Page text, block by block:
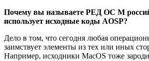
Почему вы называете РЕД ОС М
использует исходные коды AOSP?
Дело в том, что сегодня любая
заимствует элементы из тех или иных
Например, исходники MacOS тоже